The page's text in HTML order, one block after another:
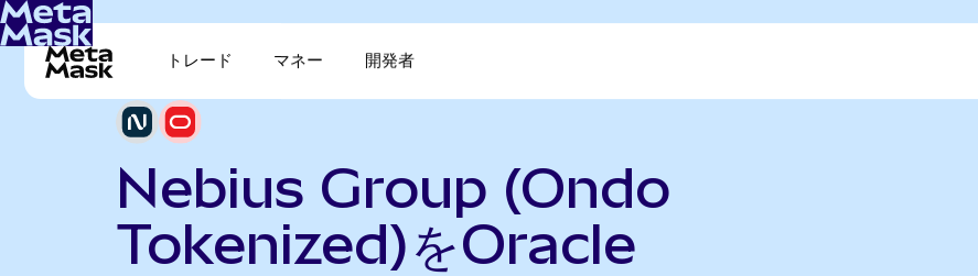
トレード マネー 開発者
Nebius Group (Ondo
Tokenized)をOracle